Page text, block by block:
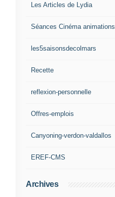
Les Articles de Lydia
Séances Cinéma animations
les5saisonsdecolmars
Recette
reflexion-personnelle
Offres-emplois
Canyoning-verdon-valdallos
EREF-CMS
Archives